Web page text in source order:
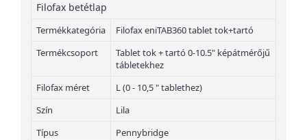
Filofax betétlap
Termékkategória
Filofax eniTAB360 tablet tok+tartó
Termékcsoport
Tablet tok + tartó 0-10.5" képátmérőjű
tábletekhez
Filofax méret
L (0 - 10,5 " tablethez)
Szín
Lila
Típus
Pennybridge